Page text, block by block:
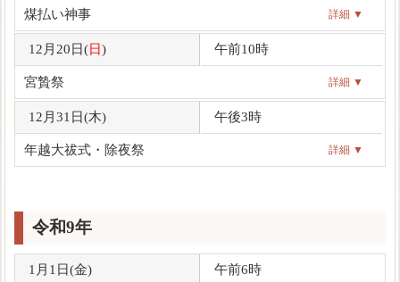
煤払い神事 詳細 ▼
12月20日(日) 午前10時
宮贄祭 詳細 ▼
12月31日(木) 午後3時
年越大祓式・除夜祭 詳細 ▼
令和9年
1月1日(金) 午前6時